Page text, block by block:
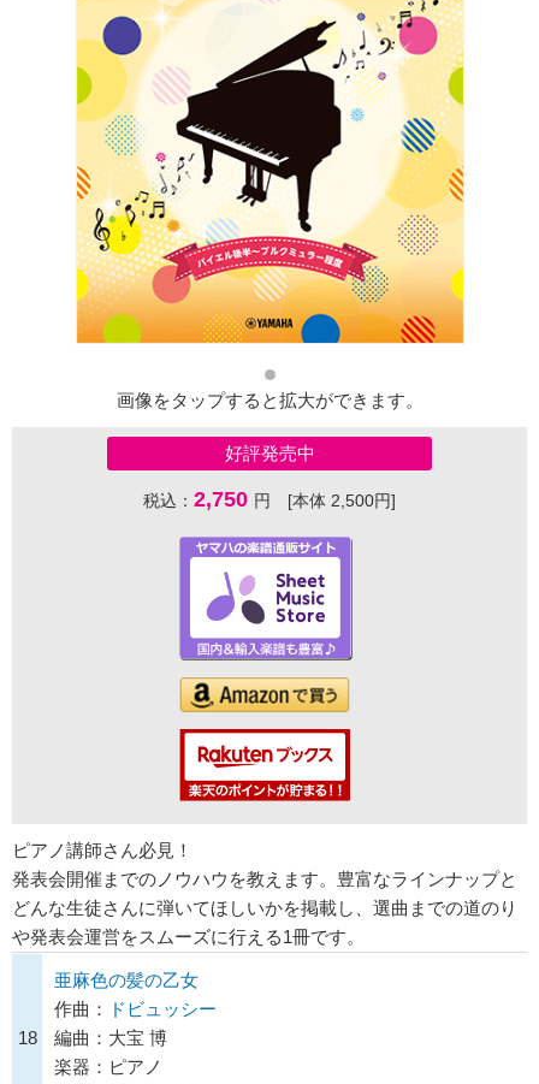
画像をタップすると拡大ができます。
好評発売中
税込： 2,750 円 [本体 2,500円]
ピアノ講師さん必見！
発表会開催までのノウハウを教えます。豊富なラインナップと
どんな生徒さんに弾いてほしいかを掲載し、選曲までの道のり
や発表会運営をスムーズに行える1冊です。
18
亜麻色の髪の乙女
作曲：
ドビュッシー
編曲：大宝 博
楽器：ピアノ